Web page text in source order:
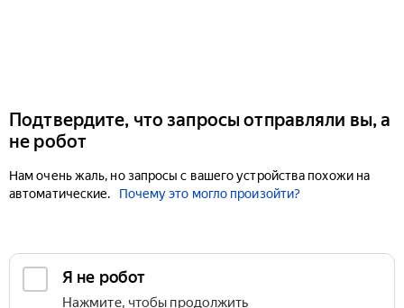
Подтвердите, что запросы отправляли вы, а
не робот
Нам очень жаль, но запросы с вашего устройства похожи на
автоматические.
Почему это могло произойти?